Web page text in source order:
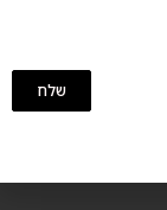
עם אופנה
ויום
שלח